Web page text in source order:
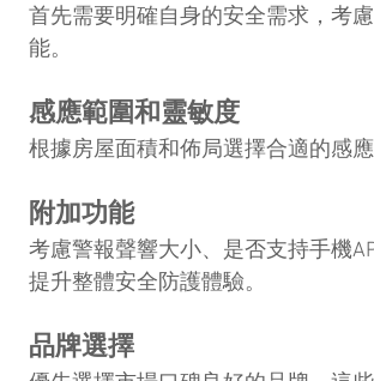
首先需要明確自身的安全需求，考
能。
感應範圍和靈敏度
根據房屋面積和佈局選擇合適的感
附加功能
考慮警報聲響大小、是否支持手機
提升整體安全防護體驗。
品牌選擇